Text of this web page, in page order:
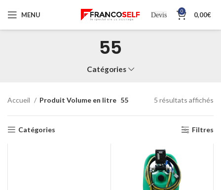
MENU Devis 0 0,00€
55
Catégories
Accueil Produit Volume en litre 55 5 résultats affichés
Catégories Filtres